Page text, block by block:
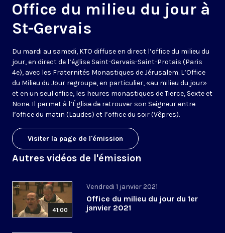
Office du milieu du jour à
St-Gervais
Du mardi au samedi, KTO diffuse en direct l’office du milieu du
jour, en direct de l’église Saint-Gervais-Saint-Protais (Paris
4e), avec les Fraternités Monastiques de Jérusalem. L’Office
du Milieu du Jour regroupe, en particulier, «au milieu du jour»
et en un seul office, les heures monastiques de Tierce, Sexte et
None. Il permet à l’Église de retrouver son Seigneur entre
l’office du matin (Laudes) et l’office du soir (Vêpres).
Visiter la page de l'émission
Autres vidéos de l'émission
41:00
Vendredi 1 janvier 2021
Office du milieu du jour du 1er
janvier 2021